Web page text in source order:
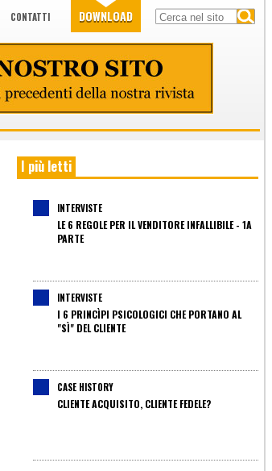
CONTATTI DOWNLOAD
I più letti
INTERVISTE
LE 6 REGOLE PER IL VENDITORE INFALLIBILE - 1A
PARTE
INTERVISTE
I 6 PRINCÌPI PSICOLOGICI CHE PORTANO AL
"SÌ" DEL CLIENTE
CASE HISTORY
CLIENTE ACQUISITO, CLIENTE FEDELE?